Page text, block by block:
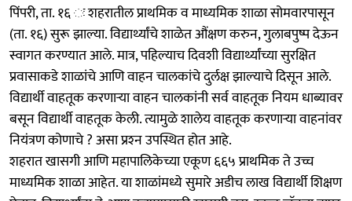
पिंपरी, ता. १६ ः शहरातील प्राथमिक व माध्यमिक शाळा सोमवारपासून
(ता. १६) सुरू झाल्या. विद्यार्थ्यांचे शाळेत औंक्षण करुन, गुलाबपुष्प देऊन
स्वागत करण्यात आले. मात्र, पहिल्याच दिवशी विद्यार्थ्यांच्या सुरक्षित
प्रवासाकडे शाळांचे आणि वाहन चालकांचे दुर्लक्ष झाल्याचे दिसून आले.
विद्यार्थी वाहतूक करणाऱ्या वाहन चालकांनी सर्व वाहतूक नियम धाब्यावर
बसून विद्यार्थी वाहतूक केली. त्यामुळे शालेय वाहतूक करणाऱ्या वाहनांवर
नियंत्रण कोणाचे ? असा प्रश्‍न उपस्थित होत आहे.
शहरात खासगी आणि महापालिकेच्या एकूण ६६५ प्राथमिक ते उच्च
माध्यमिक शाळा आहेत. या शाळांमध्ये सुमारे अडीच लाख विद्यार्थी शिक्षण